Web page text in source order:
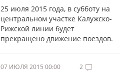
25 июля 2015 года, в субботу на
центральном участке Калужско-
Рижской линии будет
прекращено движение поездов.
07 ИЮЛЯ 2015 00:00 2